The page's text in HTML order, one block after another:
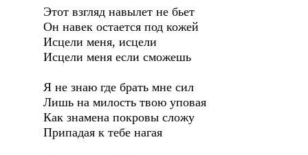
Этот взгляд навылет не бьет
Он навек остается под кожей
Исцели меня, исцели
Исцели меня если сможешь
Я не знаю где брать мне сил
Лишь на милость твою уповая
Как знамена покровы сложу
Припадая к тебе нагая